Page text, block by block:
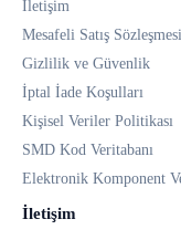
İletişim
Mesafeli Satış Sözleşmesi
Gizlilik ve Güvenlik
İptal İade Koşulları
Kişisel Veriler Politikası
SMD Kod Veritabanı
Elektronik Komponent
İletişim